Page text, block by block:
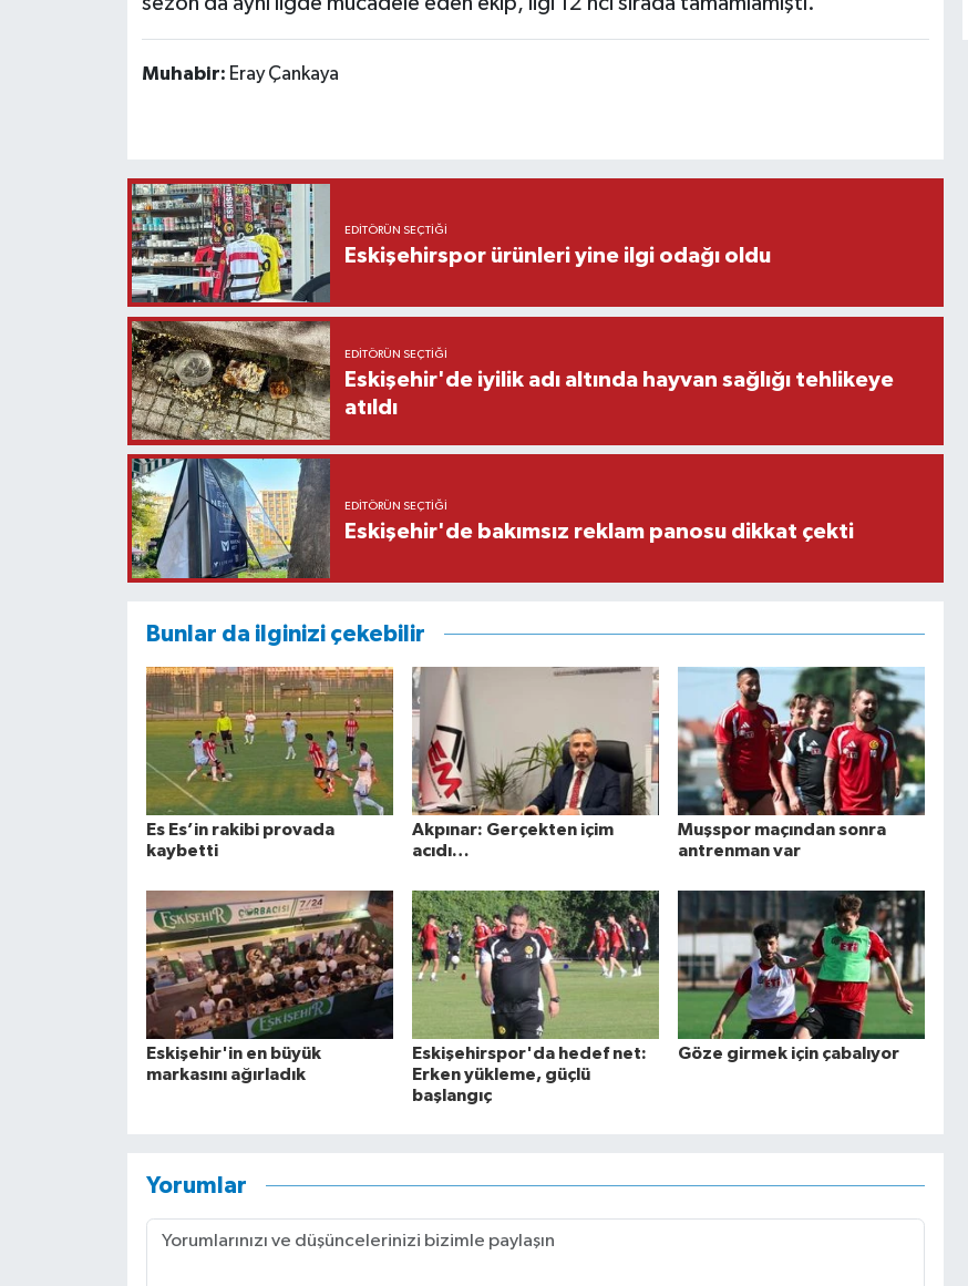
Muhabir: Eray Çankaya
EDITÖRÜN SEÇTIĞI
Eskişehirspor ürünleri yine ilgi odağı oldu
EDITÖRÜN SEÇTIĞI
Eskişehir'de iyilik adı altında hayvan sağlığı tehlikeye
atıldı
EDITÖRÜN SEÇTIĞI
Eskişehir'de bakımsız reklam panosu dikkat çekti
Bunlar da ilginizi çekebilir
Es Es’in rakibi provada
kaybetti
Akpınar: Gerçekten içim
acıdı…
Muşspor maçından sonra
antrenman var
Eskişehir'in en büyük
markasını ağırladık
Eskişehirspor'da hedef net:
Erken yükleme, güçlü
başlangıç
Göze girmek için çabalıyor
Yorumlar